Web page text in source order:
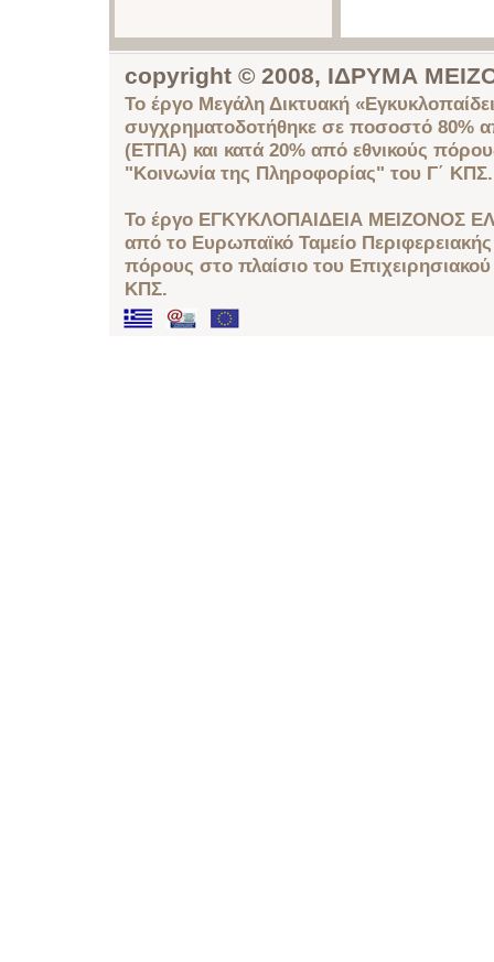
copyright © 2008, ΙΔΡΥΜΑ
Το έργο Μεγάλη Δικτυακή
συγχρηματοδοτήθηκε σε ποσοστό 80%
(ΕΤΠΑ) και κατά 20% από εθνικούς
"Κοινωνία της Πληροφορίας" του Γ΄ ΚΠΣ.
Το έργο ΕΓΚΥΚΛΟΠΑΙΔΕΙΑ ΜΕΙΖΟΝΟΣ
από το Ευρωπαϊκό Ταμείο
πόρους στο πλαίσιο του
ΚΠΣ.